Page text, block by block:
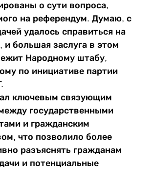
о сути вопроса,
на референдум. Думаю, с
удалось справиться на
и большая заслуга в этом
Народному штабу,
по инициативе партии
ключевым связующим
государственными
и гражданским
что позволило более
разъяснять гражданам
и потенциальные